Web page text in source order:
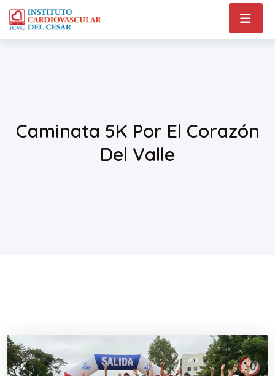
Caminata 5K Por El Corazón
Del Valle